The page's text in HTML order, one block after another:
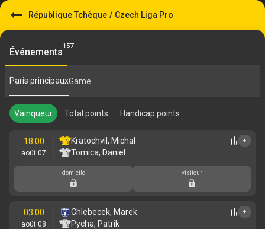
République Tchèque / Czech Liga Pro
Événements
157
Paris principauxGame
Vainqueur Total points Handicap points
18:00
août 07
Kratochvil, Michal
Tomica, Daniel
+
domicile visiteur
03:00
août 08
Chlebecek, Marek
Pycha, Patrik
+